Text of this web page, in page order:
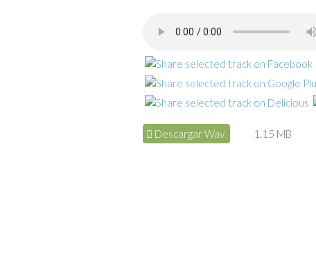
Descargar Wav 1.15 MB